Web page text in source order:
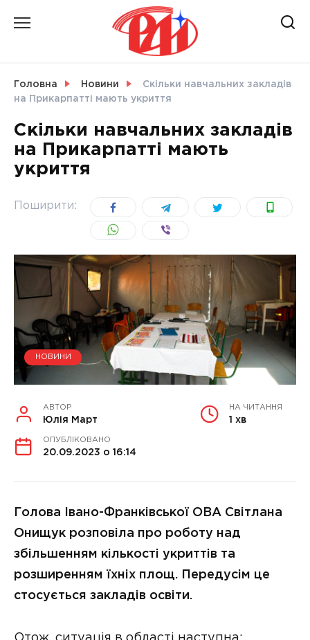
Головна Новини
Скільки навчальних закладів
на Прикарпатті мають укриття
Скільки навчальних закладів
на Прикарпатті мають
укриття
Поширити:
НОВИНИ
АВТОР
Юлія Март
НА ЧИТАННЯ
1 хв
ОПУБЛІКОВАНО
20.09.2023 о 16:14
Голова Івано-Франківської ОВА Світлана
Онищук розповіла про роботу над
збільшенням кількості укриттів та
розширенням їхніх площ. Передусім це
стосується закладів освіти.
Отож, ситуація в області наступна: